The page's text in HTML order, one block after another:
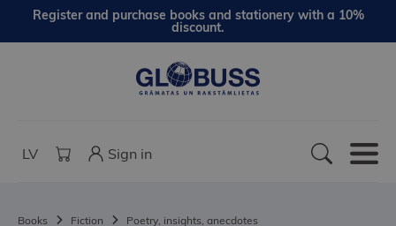
Register and purchase books and stationery with a 10%
discount.
LV Sign in
Books Fiction
Poetry, insights, anecdotes